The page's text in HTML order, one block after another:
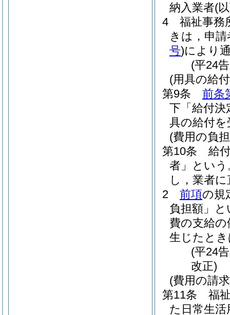
納入業者(
4
福祉事務
きは，申
号)により
(平24
(用具の給
第9条
前条
下「給付決
具の給付
(費用の負
第10条
給
者」という
し，業者
2
前項の規
負担額」と
費の支給
生じたと
(平24
改正)
(費用の請
第11条
福
た日常生